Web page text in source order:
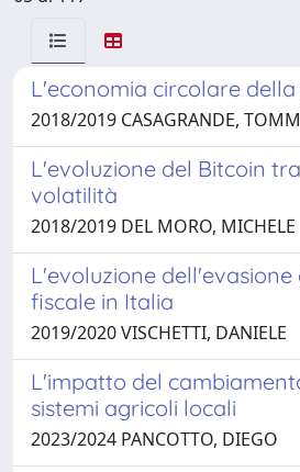
L'economia circolare
2018/2019 CASAGRANDE,
L'evoluzione del Bitcoin
volatilità
2018/2019 DEL MORO, MICHELE
L'evoluzione dell'evasione
fiscale in Italia
2019/2020 VISCHETTI, DANIELE
L'impatto del
sistemi agricoli locali
2023/2024 PANCOTTO, DIEGO